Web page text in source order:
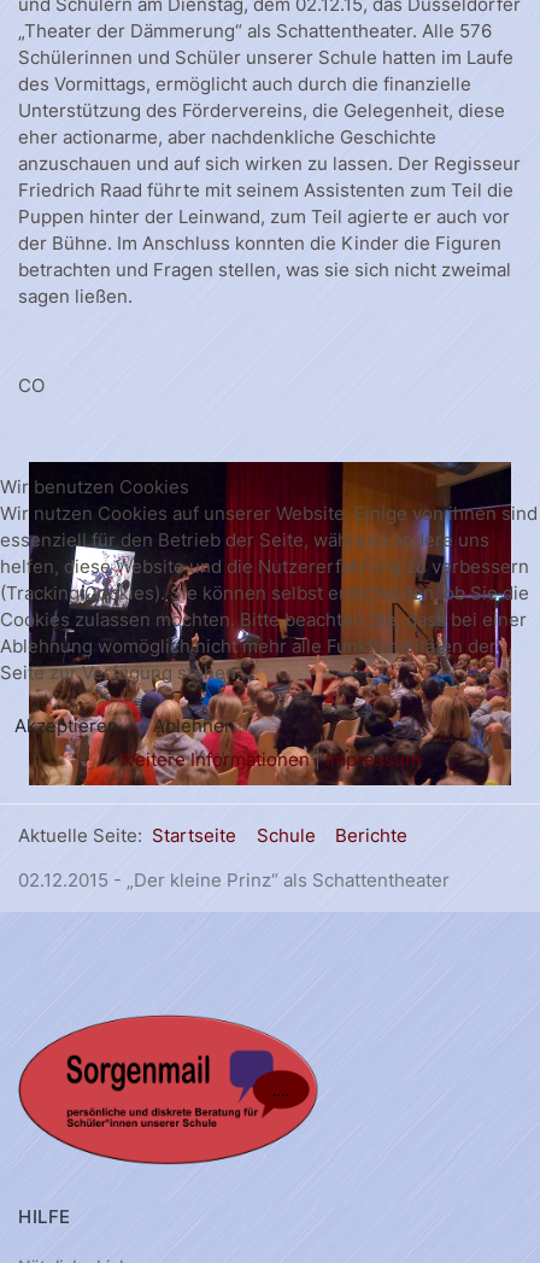
„Theater der Dämmerung“ als Schattentheater. Alle 576
Schülerinnen und Schüler unserer Schule hatten im Laufe
des Vormittags, ermöglicht auch durch die finanzielle
Unterstützung des Fördervereins, die Gelegenheit, diese
eher actionarme, aber nachdenkliche Geschichte
anzuschauen und auf sich wirken zu lassen. Der Regisseur
Friedrich Raad führte mit seinem Assistenten zum Teil die
Puppen hinter der Leinwand, zum Teil agierte er auch vor
der Bühne. Im Anschluss konnten die Kinder die Figuren
betrachten und Fragen stellen, was sie sich nicht zweimal
sagen ließen.
CO
Aktuelle Seite: Startseite Schule
Berichte
02.12.2015 - „Der kleine Prinz“ als Schattentheater
HILFE
Wir benutzen Cookies
Wir nutzen Cookies auf unserer Website. Einige von ihnen sind
essenziell für den Betrieb der Seite, während andere uns
helfen, diese Website und die Nutzererfahrung zu verbessern
(Tracking Cookies). Sie können selbst entscheiden, ob Sie die
Cookies zulassen möchten. Bitte beachten Sie, dass bei einer
Ablehnung womöglich nicht mehr alle Funktionalitäten der
Seite zur Verfügung stehen.
Akzeptieren
Ablehnen
Weitere Informationen|Impressum